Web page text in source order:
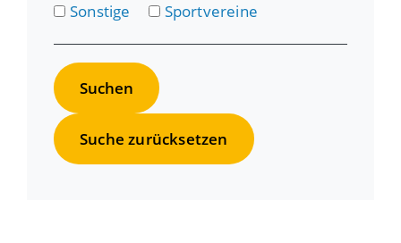
Sonstige
Sportvereine
Suche zurücksetzen